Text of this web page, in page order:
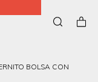
BOLSA CON